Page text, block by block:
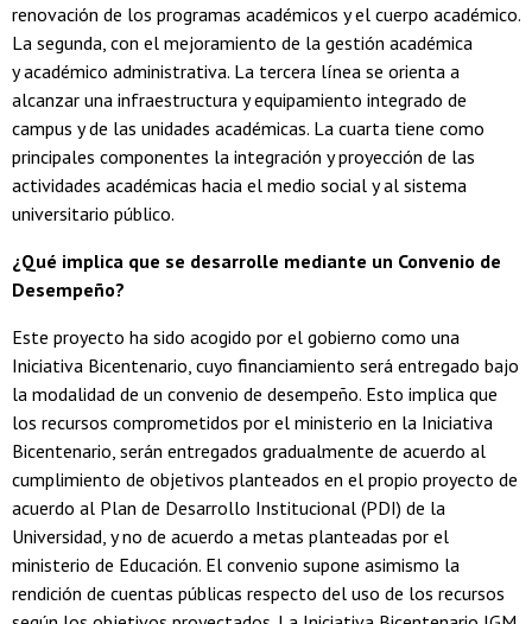
renovación de los programas académicos y el cuerpo académico.
La segunda, con el mejoramiento de la gestión académica
y académico administrativa. La tercera línea se orienta a
alcanzar una infraestructura y equipamiento integrado de
campus y de las unidades académicas. La cuarta tiene como
principales componentes la integración y proyección de las
actividades académicas hacia el medio social y al sistema
universitario público.
¿Qué implica que se desarrolle mediante un Convenio de
Desempeño?
Este proyecto ha sido acogido por el gobierno como una
Iniciativa Bicentenario, cuyo financiamiento será entregado bajo
la modalidad de un convenio de desempeño. Esto implica que
los recursos comprometidos por el ministerio en la Iniciativa
Bicentenario, serán entregados gradualmente de acuerdo al
cumplimiento de objetivos planteados en el propio proyecto de
acuerdo al Plan de Desarrollo Institucional (PDI) de la
Universidad, y no de acuerdo a metas planteadas por el
ministerio de Educación. El convenio supone asimismo la
rendición de cuentas públicas respecto del uso de los recursos